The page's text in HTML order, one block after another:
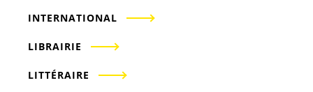
INTERNATIONAL
LIBRAIRIE
LITTÉRAIRE